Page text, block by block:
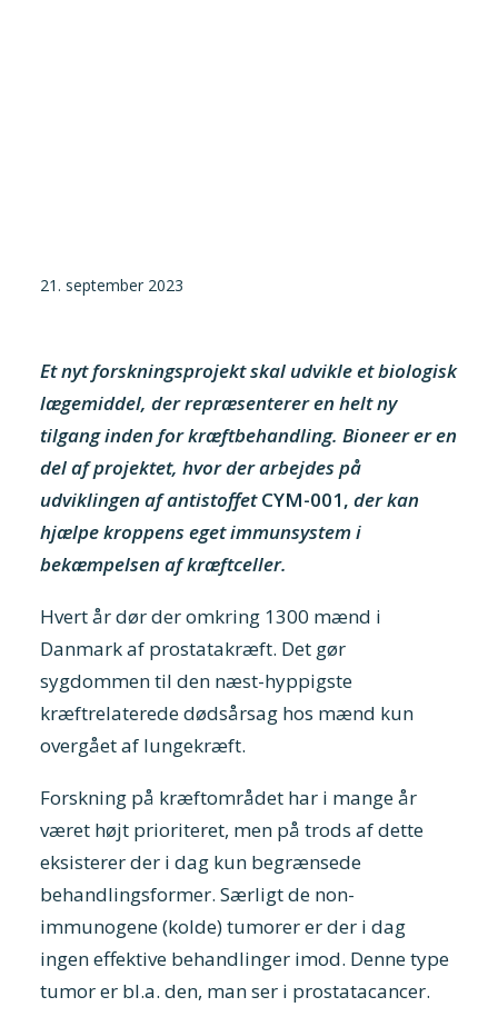
21. september 2023
Et nyt forskningsprojekt skal udvikle et biologisk
lægemiddel, der repræsenterer en helt ny
tilgang inden for kræftbehandling. Bioneer er en
del af projektet, hvor der arbejdes på
udviklingen af antistoffetCYM-001, der kan
hjælpe kroppens eget immunsystem i
bekæmpelsen af kræftceller.
Hvert år dør der omkring 1300 mænd i
Danmark af prostatakræft. Det gør
sygdommen til den næst-hyppigste
kræftrelaterede dødsårsag hos mænd kun
overgået af lungekræft.
Forskning på kræftområdet har i mange år
været højt prioriteret, men på trods af dette
eksisterer der i dag kun begrænsede
behandlingsformer. Særligt de non-
immunogene (kolde) tumorer er der i dag
ingen effektive behandlinger imod. Denne type
tumor er bl.a. den, man ser i prostatacancer.